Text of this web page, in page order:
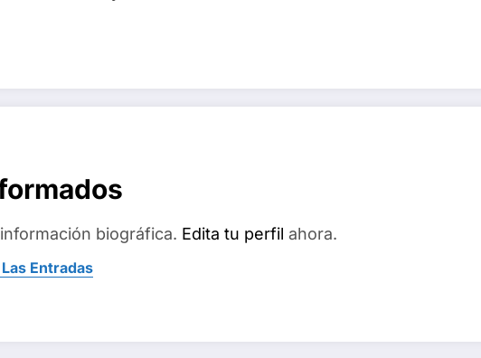
biográfica. Edita tu perfil ahora.
Entradas